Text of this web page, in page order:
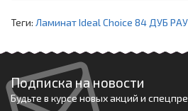
Теги: Ламинат Ideal Choice 84 ДУБ
Подписка на новости
Будьте в курсе новых акций и